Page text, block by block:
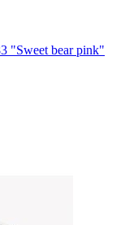
"Sweet bear pink"